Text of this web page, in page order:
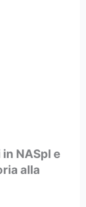
NASpI e
alla